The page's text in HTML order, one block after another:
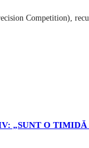
Competition),
„SUNT O